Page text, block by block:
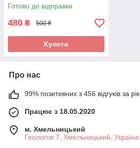
Готово до відправки
480 ₴ 500 ₴
Купити
Про нас
99% позитивних з 456 відгуків за рік
Працює з 18.05.2020
м. Хмельницький
Геологов 7, Хмельницький, Україна